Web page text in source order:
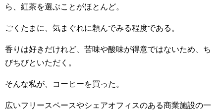
ら、紅茶を選ぶことがほとんど。
ごくたまに、気まぐれに頼んでみる程度である。
香りは好きだけれど、苦味や酸味が得意ではないため、ち
びちびといただく。
そんな私が、コーヒーを買った。
広いフリースペースやシェアオフィスのある商業施設の一